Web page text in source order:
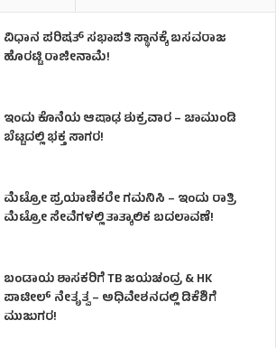
ವಿಧಾನ ಪರಿಷತ್ ಸಭಾಪತಿ ಸ್ಥಾನಕ್ಕೆ ಬಸವರಾಜ
ಹೊರಟ್ಟಿ ರಾಜೀನಾಮೆ!
ಇಂದು ಕೊನೆಯ ಆಷಾಢ ಶುಕ್ರವಾರ – ಚಾಮುಂಡಿ
ಬೆಟ್ಟದಲ್ಲಿ ಭಕ್ತ ಸಾಗರ!
ಮೆಟ್ರೋ ಪ್ರಯಾಣಿಕರೇ ಗಮನಿಸಿ – ಇಂದು ರಾತ್ರಿ
ಮೆಟ್ರೋ ಸೇವೆಗಳಲ್ಲಿ ತಾತ್ಕಾಲಿಕ ಬದಲಾವಣೆ!
ಬಂಡಾಯ ಶಾಸಕರಿಗೆ TB ಜಯಚಂದ್ರ & HK
ಪಾಟೀಲ್ ನೇತೃತ್ವ – ಅಧಿವೇಶನದಲ್ಲಿ ಡಿಕೆಶಿಗೆ
ಮುಜುಗರ!